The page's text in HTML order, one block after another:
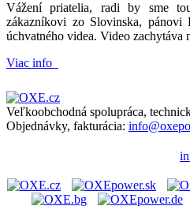
Vážení priatelia, radi by sme
zákazníkovi zo Slovinska,
úchvatného videa. Video zachytáva
Viac info
Veľkoobchodná spolupráca,
Objednávky, fakturácia: